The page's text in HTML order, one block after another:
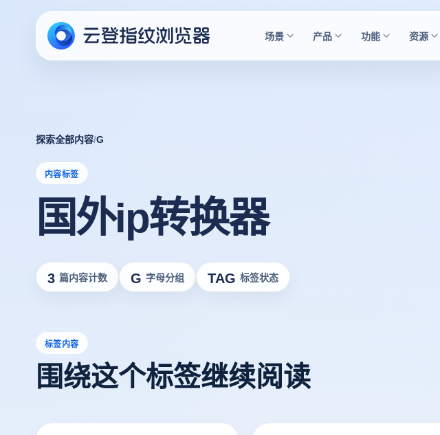
场景 产品 功能 资源
探索全部内容/G
内容标签
国外ip转换器
3 篇内容计数 G 字母分组 TAG 标签状态
标签内容
围绕这个标签继续阅读